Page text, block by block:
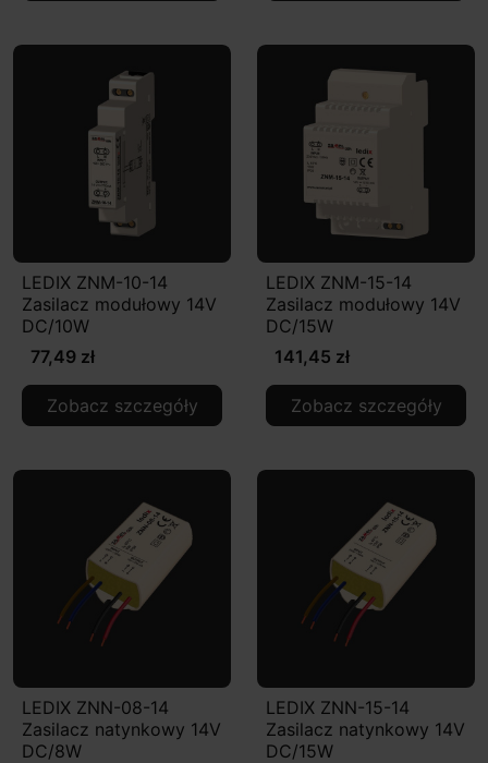
LEDIX ZNM-10-14
Zasilacz modułowy 14V
DC/10W
77,49 zł
Zobacz szczegóły
LEDIX ZNM-15-14
Zasilacz modułowy 14V
DC/15W
141,45 zł
Zobacz szczegóły
LEDIX ZNN-08-14
Zasilacz natynkowy 14V
DC/8W
LEDIX ZNN-15-14
Zasilacz natynkowy 14V
DC/15W